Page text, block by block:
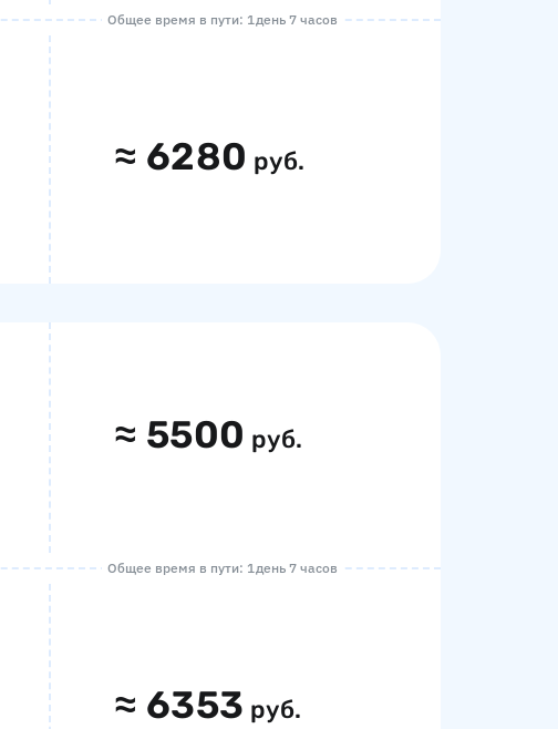
Общее время в пути: 1 день 7 часов
≈ 6280 руб.
≈ 5500 руб.
Общее время в пути: 1 день 7 часов
≈ 6353 руб.